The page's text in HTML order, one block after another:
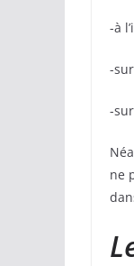
-à
-
-
ne